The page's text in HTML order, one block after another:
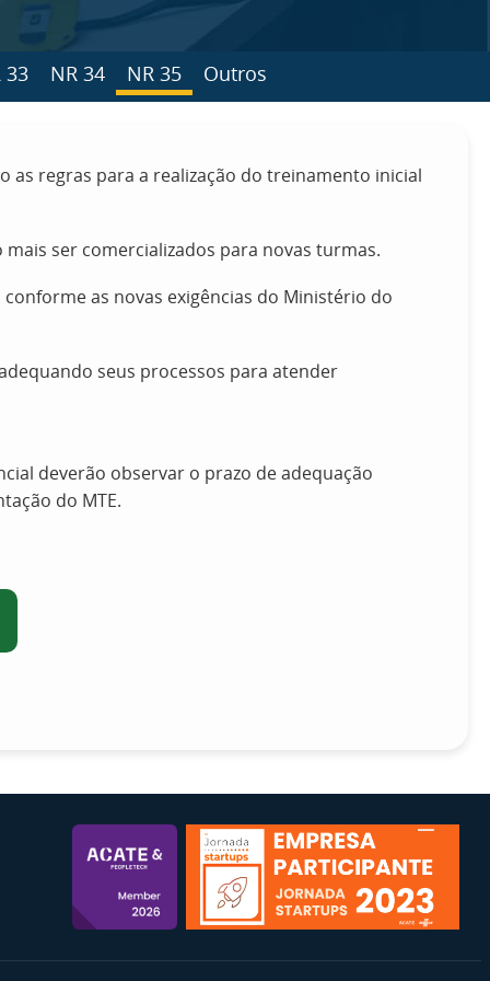
33 NR 34 NR 35 Outros
as regras para a realização do treinamento inicial
ser comercializados para novas turmas.
conforme as novas exigências do Ministério do
seus processos para atender
deverão observar o prazo de adequação
do MTE.